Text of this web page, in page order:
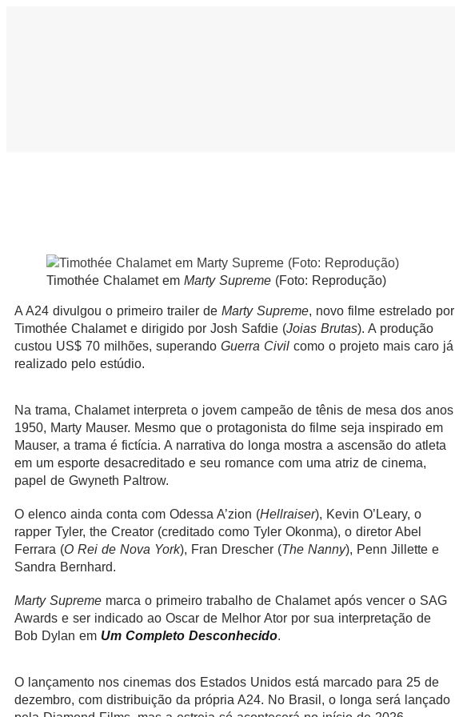
Timothée Chalamet em Marty Supreme (Foto: Reprodução)
A A24 divulgou o primeiro trailer de Marty Supreme, novo filme estrelado por
Timothée Chalamet e dirigido por Josh Safdie (Joias Brutas). A produção
custou US$ 70 milhões, superando Guerra Civil como o projeto mais caro já
realizado pelo estúdio.
Na trama, Chalamet interpreta o jovem campeão de tênis de mesa dos anos
1950, Marty Mauser. Mesmo que o protagonista do filme seja inspirado em
Mauser, a trama é fictícia. A narrativa do longa mostra a ascensão do atleta
em um esporte desacreditado e seu romance com uma atriz de cinema,
papel de Gwyneth Paltrow.
O elenco ainda conta com Odessa A’zion (Hellraiser), Kevin O’Leary, o
rapper Tyler, the Creator (creditado como Tyler Okonma), o diretor Abel
Ferrara (O Rei de Nova York), Fran Drescher (The Nanny), Penn Jillette e
Sandra Bernhard.
Marty Supreme marca o primeiro trabalho de Chalamet após vencer o SAG
Awards e ser indicado ao Oscar de Melhor Ator por sua interpretação de
Bob Dylan em Um Completo Desconhecido.
O lançamento nos cinemas dos Estados Unidos está marcado para 25 de
dezembro, com distribuição da própria A24. No Brasil, o longa será lançado